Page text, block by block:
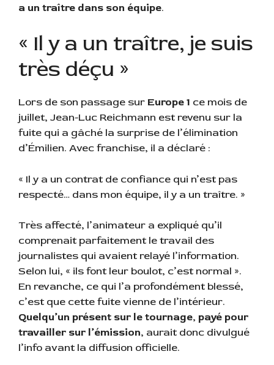
a un traître dans son équipe.
« Il y a un traître, je suis
très déçu »
Lors de son passage sur Europe 1 ce mois de
juillet, Jean-Luc Reichmann est revenu sur la
fuite qui a gâché la surprise de l’élimination
d’Émilien. Avec franchise, il a déclaré :
« Il y a un contrat de confiance qui n’est pas
respecté… dans mon équipe, il y a un traître. »
Très affecté, l’animateur a expliqué qu’il
comprenait parfaitement le travail des
journalistes qui avaient relayé l’information.
Selon lui, « ils font leur boulot, c’est normal ».
En revanche, ce qui l’a profondément blessé,
c’est que cette fuite vienne de l’intérieur.
Quelqu’un présent sur le tournage, payé pour
travailler sur l’émission, aurait donc divulgué
l’info avant la diffusion officielle.